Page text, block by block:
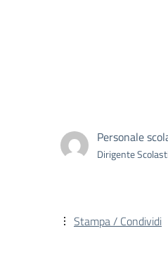
Personale
Dirigente
Stampa / Condividi